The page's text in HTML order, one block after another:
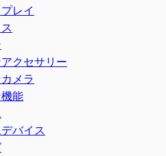
レイ
クセサリー
メラ
能
バイス